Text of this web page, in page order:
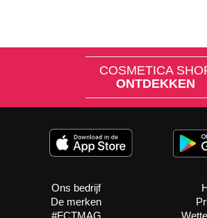
COSMETICA
ONTDEKKEN
Ons bedrijf
De merken
#FCTMAG